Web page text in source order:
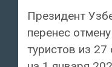
Президент
перенес
туристов из 27